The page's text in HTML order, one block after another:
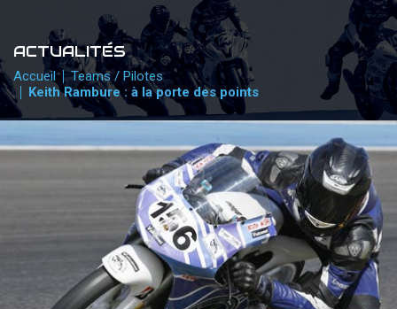
PHOTOS / WEB TV
PARTENAIRES
PRESSE
PRESSE
accéder à la billetterie
ACTUALITÉS
Accueil
Teams / Pilotes
Keith Rambure : à la porte des points